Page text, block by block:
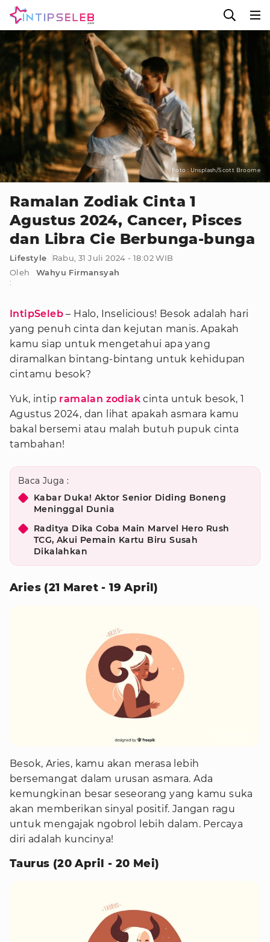
Foto : Unsplash/Scott Broome
Ramalan Zodiak Cinta 1
Agustus 2024, Cancer, Pisces
dan Libra Cie Berbunga-bunga
Lifestyle
Rabu, 31 Juli 2024 - 18:02 WIB
Oleh
:
Wahyu Firmansyah
IntipSeleb – Halo, Inselicious! Besok adalah hari
yang penuh cinta dan kejutan manis. Apakah
kamu siap untuk mengetahui apa yang
diramalkan bintang-bintang untuk kehidupan
cintamu besok?
Yuk, intip ramalan zodiak cinta untuk besok, 1
Agustus 2024, dan lihat apakah asmara kamu
bakal bersemi atau malah butuh pupuk cinta
tambahan!
Baca Juga :
Kabar Duka! Aktor Senior Diding Boneng
Meninggal Dunia
Raditya Dika Coba Main Marvel Hero Rush
TCG, Akui Pemain Kartu Biru Susah
Dikalahkan
Aries (21 Maret - 19 April)
Besok, Aries, kamu akan merasa lebih
bersemangat dalam urusan asmara. Ada
kemungkinan besar seseorang yang kamu suka
akan memberikan sinyal positif. Jangan ragu
untuk mengajak ngobrol lebih dalam. Percaya
diri adalah kuncinya!
Taurus (20 April - 20 Mei)